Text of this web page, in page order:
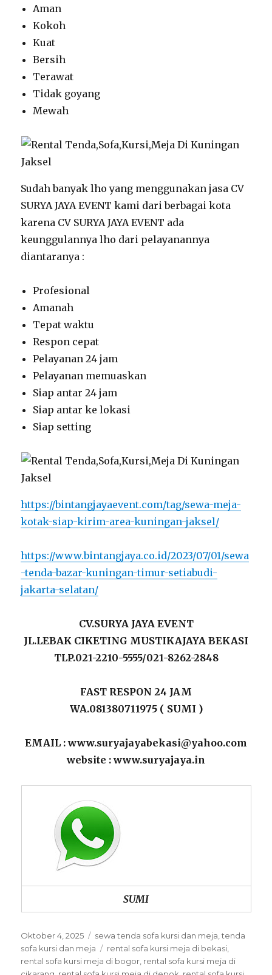
Aman
Kokoh
Kuat
Bersih
Terawat
Tidak goyang
Mewah
Sudah banyak lho yang menggunakan jasa CV
SURYA JAYA EVENT kami dari berbagai kota
karena CV SURYA JAYA EVENT ada
keunggulannya lho dari pelayanannya
diantaranya :
Profesional
Amanah
Tepat waktu
Respon cepat
Pelayanan 24 jam
Pelayanan memuaskan
Siap antar 24 jam
Siap antar ke lokasi
Siap setting
https://bintangjayaevent.com/tag/sewa-meja-
kotak-siap-kirim-area-kuningan-jaksel/
https://www.bintangjaya.co.id/2023/07/01/sewa
-tenda-bazar-kuningan-timur-setiabudi-
jakarta-selatan/
CV.SURYA JAYA EVENT
JL.LEBAK CIKETING MUSTIKAJAYA BEKASI
TLP.021-2210-5555/021-8262-2848
FAST RESPON 24 JAM
WA.081380711975 ( SUMI )
EMAIL : www.suryajayabekasi@yahoo.com
website : www.suryajaya.in
SUMI
Posted
on
Oktober 4, 2025 Categories
sewa tenda sofa kursi dan meja ,tenda
sofa kursi dan meja
Tags
rental sofa kursi meja di bekasi
rental sofa kursi meja di bogor rental sofa kursi meja di